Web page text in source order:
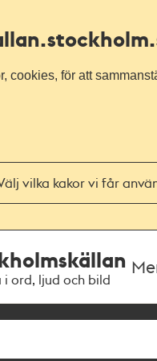
cookies, för att
vilka kakor vi får
i ord, ljud och bild